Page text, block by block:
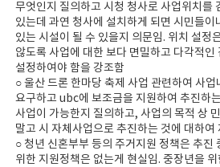
무엇인지 질의하고 시청 청사로 사업위치를
있는데 과연 청사에 설치하게 되면 시민들이
있는 시설이 될 수 있을지 의문임. 위치 설정
않도록 사업에 대한 보다 면밀하고 다각적인
설정하여야 함을 강조함
○ 울산 드론 한마당 축제 사업 관련하여 사업
요구하고 ubc에 보조금을 지원하여 추진하
사업이 가능한지 질의하고, 사업의 목적 상
말고 시 자체사업으로 추진하는 것에 대하여
○ 청년 신혼부부 등의 주거지원 정책은 추진
위한 지원정책은 없는게 현실임. 중장년을